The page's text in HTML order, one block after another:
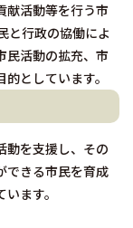
献活動等を行う市
と行政の協働によ
民活動の拡充、市
としています。
動を支援し、その
できる市民を育成
ます。